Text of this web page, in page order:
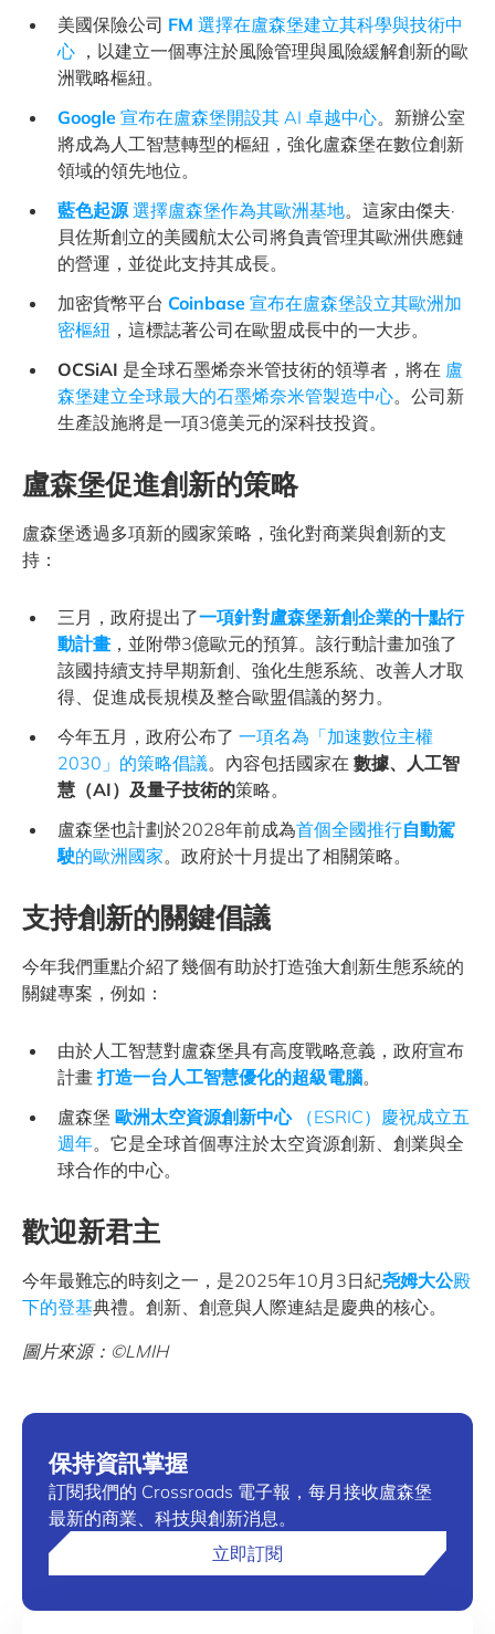
美國保險公司 FM 選擇在盧森堡建立其科學與技術中
心 ，以建立一個專注於風險管理與風險緩解創新的歐
洲戰略樞紐。
Google 宣布在盧森堡開設其 AI 卓越中心。新辦公室
將成為人工智慧轉型的樞紐，強化盧森堡在數位創新
領域的領先地位。
藍色起源選擇盧森堡作為其歐洲基地。這家由傑夫·
貝佐斯創立的美國航太公司將負責管理其歐洲供應鏈
的營運，並從此支持其成長。
加密貨幣平台 Coinbase 宣布在盧森堡設立其歐洲加
密樞紐 ，這標誌著公司在歐盟成長中的一大步。
OCSiAI 是全球石墨烯奈米管技術的領導者，將在 盧
森堡建立全球最大的石墨烯奈米管製造中心。公司新
生產設施將是一項3億美元的深科技投資。
盧森堡促進創新的策略
盧森堡透過多項新的國家策略，強化對商業與創新的支
持：
三月，政府提出了一項針對盧森堡新創企業的十點行
動計畫 ，並附帶3億歐元的預算。該行動計畫加強了
該國持續支持早期新創、強化生態系統、改善人才取
得、促進成長規模及整合歐盟倡議的努力。
今年五月，政府公布了 一項名為「加速數位主權
2030」的策略倡議。內容包括國家在 數據、人工智
慧（AI）及量子技術的策略。
盧森堡也計劃於2028年前成為首個全國推行自動駕
駛的歐洲國家。政府於十月提出了相關策略。
支持創新的關鍵倡議
今年我們重點介紹了幾個有助於打造強大創新生態系統的
關鍵專案，例如：
由於人工智慧對盧森堡具有高度戰略意義，政府宣布
計畫打造一台人工智慧優化的超級電腦。
盧森堡 歐洲太空資源創新中心（ESRIC）慶祝成立五
週年。它是全球首個專注於太空資源創新、創業與全
球合作的中心。
歡迎新君主
今年最難忘的時刻之一，是2025年10月3日紀尧姆大公殿
下的登基典禮。創新、創意與人際連結是慶典的核心。
圖片來源：©LMIH
保持資訊掌握
訂閱我們的 Crossroads 電子報，每月接收盧森堡
最新的商業、科技與創新消息。
立即訂閱